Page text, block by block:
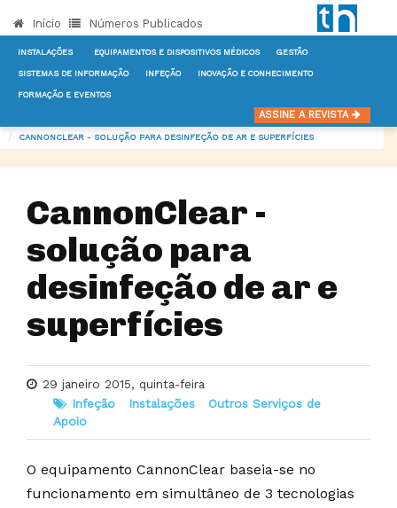
Início Números Publicados
INSTALAÇÕES EQUIPAMENTOS E DISPOSITIVOS MÉDICOS GESTÃO
SISTEMAS DE INFORMAÇÃO INFEÇÃO INOVAÇÃO E CONHECIMENTO
FORMAÇÃO E EVENTOS
ASSINE A REVISTA
CANNONCLEAR - SOLUÇÃO PARA DESINFEÇÃO DE AR E SUPERFÍCIES
CannonClear -
solução para
desinfeção de ar e
superfícies
29 janeiro 2015, quinta-feira
Infeção
Instalações
Outros Serviços de
Apoio
O equipamento CannonClear baseia-se no
funcionamento em simultâneo de 3 tecnologias